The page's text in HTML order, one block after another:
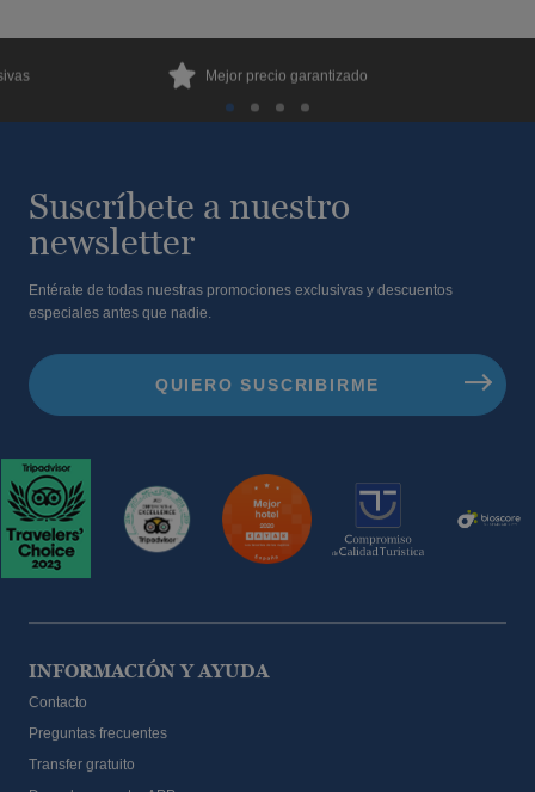
Mejor precio garantizado
Suscríbete a nuestro
newsletter
Entérate de todas nuestras promociones exclusivas y descuentos
especiales antes que nadie.
INFORMACIÓN Y AYUDA
Contacto
Preguntas frecuentes
Transfer gratuito